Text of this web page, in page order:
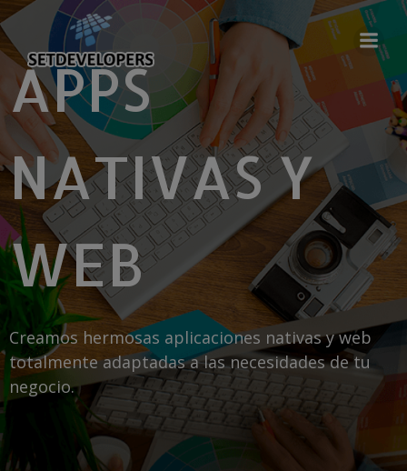
Saltar
al
contenido
APPS
NATIVAS Y
WEB
Creamos hermosas aplicaciones nativas y web
totalmente adaptadas a las necesidades de tu
negocio.